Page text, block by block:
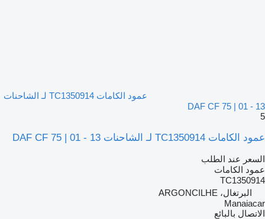
عمود الكامات TC1350914 لـ الشاحنات
DAF CF 75 | 01 - 13
5
عمود الكامات TC1350914 لـ الشاحنات DAF CF 75 | 01 - 13
السعر عند الطلب
عمود الكامات
TC1350914
البرتغال، ARGONCILHE
Manaiacar
الاتصال بالبائع